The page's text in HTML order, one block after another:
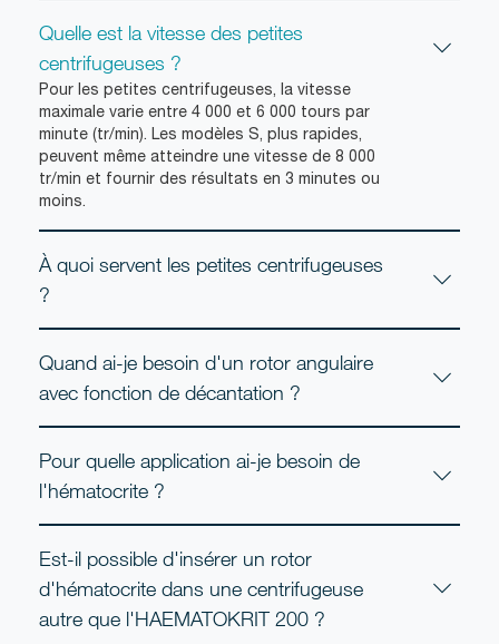
Quelle est la vitesse des petites
centrifugeuses ?
Pour les petites centrifugeuses, la vitesse
maximale varie entre 4 000 et 6 000 tours par
minute (tr/min). Les modèles S, plus rapides,
peuvent même atteindre une vitesse de 8 000
tr/min et fournir des résultats en 3 minutes ou
moins.
À quoi servent les petites centrifugeuses
?
Quand ai-je besoin d'un rotor angulaire
avec fonction de décantation ?
Pour quelle application ai-je besoin de
l'hématocrite ?
Est-il possible d'insérer un rotor
d'hématocrite dans une centrifugeuse
autre que l'HAEMATOKRIT 200 ?